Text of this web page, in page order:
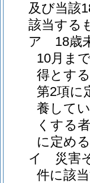
及び当該
該当する
ア
18歳
10月ま
得とす
第2項に
養して
くする
に定め
イ
災害
件に該